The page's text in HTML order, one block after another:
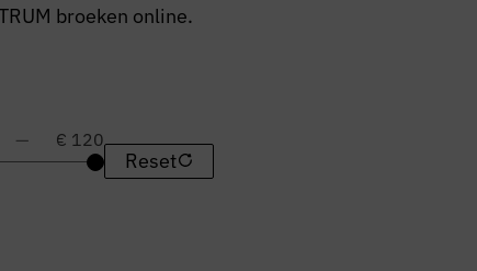
broeken online.
— € 120
Reset